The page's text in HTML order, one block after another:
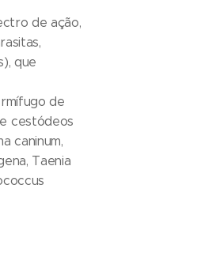
de ação,
que
de
cestódeos
caninum,
Taenia